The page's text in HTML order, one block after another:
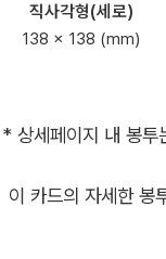
직사각형(세로)
138 x 138 (mm)
* 상세페이지 내 봉투
이 카드의 자세한 봉